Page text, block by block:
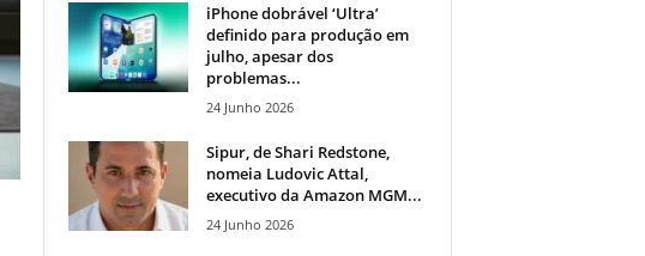
iPhone dobrável ‘Ultra’
definido para produção em
julho, apesar dos
problemas...
24 Junho 2026
Sipur, de Shari Redstone,
nomeia Ludovic Attal,
executivo da Amazon MGM...
24 Junho 2026